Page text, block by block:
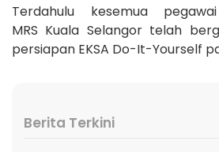
Terdahulu kesemua
MRS Kuala Selangor telah
persiapan EKSA Do-It-Yourself
Berita Terkini